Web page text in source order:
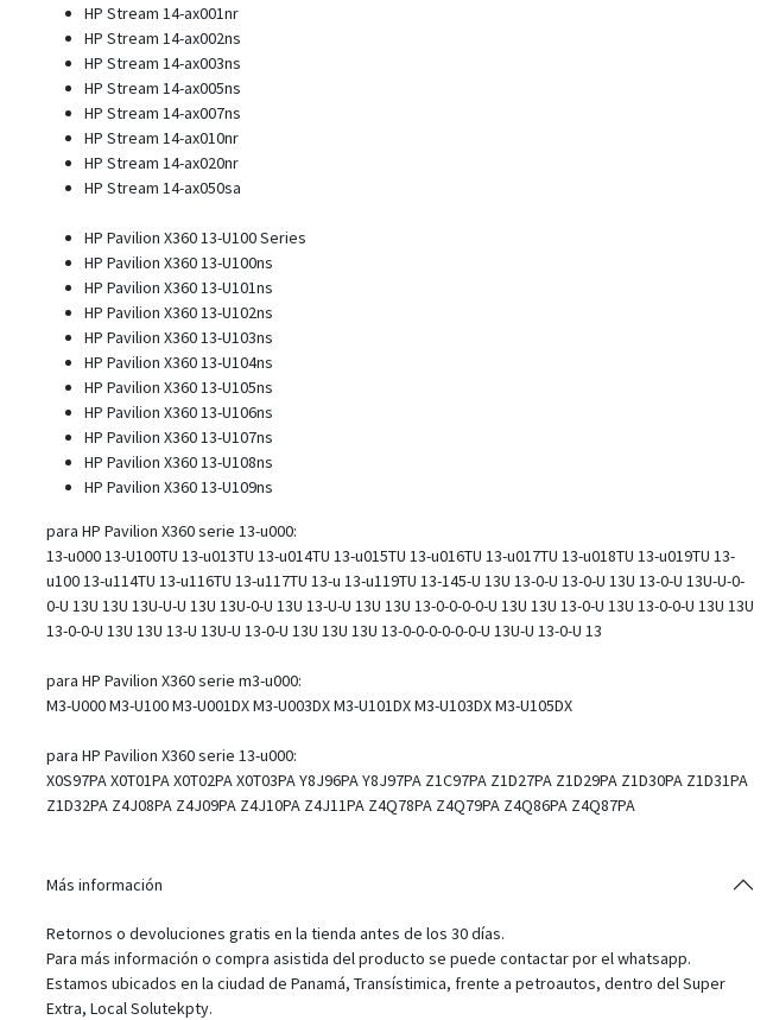
HP Stream 14-ax001nr
HP Stream 14-ax002ns
HP Stream 14-ax003ns
HP Stream 14-ax005ns
HP Stream 14-ax007ns
HP Stream 14-ax010nr
HP Stream 14-ax020nr
HP Stream 14-ax050sa
HP Pavilion X360 13-U100 Series
HP Pavilion X360 13-U100ns
HP Pavilion X360 13-U101ns
HP Pavilion X360 13-U102ns
HP Pavilion X360 13-U103ns
HP Pavilion X360 13-U104ns
HP Pavilion X360 13-U105ns
HP Pavilion X360 13-U106ns
HP Pavilion X360 13-U107ns
HP Pavilion X360 13-U108ns
HP Pavilion X360 13-U109ns
para HP Pavilion X360 serie 13-u000:
13-u000 13-U100TU 13-u013TU 13-u014TU 13-u015TU 13-u016TU 13-u017TU 13-u018TU 13-u019TU 13-
u100 13-u114TU 13-u116TU 13-u117TU 13-u 13-u119TU 13-145-U 13U 13-0-U 13-0-U 13U 13-0-U 13U-U-0-
0-U 13U 13U 13U-U-U 13U 13U-0-U 13U 13-U-U 13U 13U 13-0-0-0-0-U 13U 13U 13-0-U 13U 13-0-0-U 13U 13U
13-0-0-U 13U 13U 13-U 13U-U 13-0-U 13U 13U 13U 13-0-0-0-0-0-0-U 13U-U 13-0-U 13
para HP Pavilion X360 serie m3-u000:
M3-U000 M3-U100 M3-U001DX M3-U003DX M3-U101DX M3-U103DX M3-U105DX
para HP Pavilion X360 serie 13-u000:
X0S97PA X0T01PA X0T02PA X0T03PA Y8J96PA Y8J97PA Z1C97PA Z1D27PA Z1D29PA Z1D30PA Z1D31PA
Z1D32PA Z4J08PA Z4J09PA Z4J10PA Z4J11PA Z4Q78PA Z4Q79PA Z4Q86PA Z4Q87PA
Más información
Retornos o devoluciones gratis en la tienda antes de los 30 días.
Para más información o compra asistida del producto se puede contactar por el whatsapp.
Estamos ubicados en la ciudad de Panamá, Transístimica, frente a petroautos, dentro del Super
Extra, Local Solutekpty.